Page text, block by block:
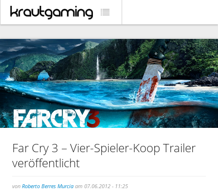
Far Cry 3 – Vier-Spieler-Koop Trailer
veröffentlicht
von Roberto Berres Murcia am 07.06.2012 - 11:25